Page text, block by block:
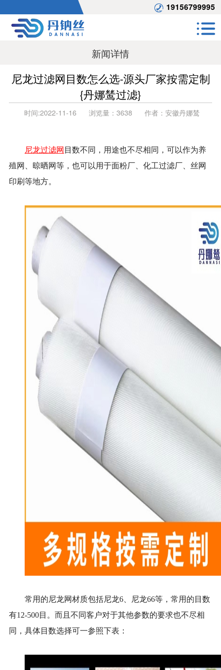
19156799995
新闻详情
尼龙过滤网目数怎么选-源头厂家按需定制
{丹娜鸶过滤}
时间:2022-11-16 浏览量： 3638 作者： 安徽丹娜鸶
尼龙过滤网 目数不同，用途也不尽相同，可以作为养
殖网、晾晒网等，也可以用于面粉厂、化工过滤厂、丝网
印刷等地方。
常用的尼龙网材质包括尼龙6、尼龙66等，常用的目数
有12-500目。而且不同客户对于其他参数的要求也不尽相
同 ， 具体目数选择可一参照下表：